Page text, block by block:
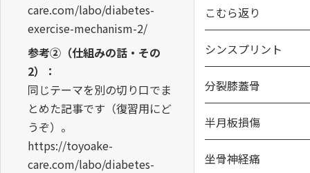
care.com/labo/diabetes-
exercise-mechanism-2/
参考②（仕組みの話・その
2）：
同じテーマを別の切り口でま
とめた記事です（復習用にど
うぞ）。
https://toyoake-
care.com/labo/diabetes-
こむら返り
シンスプリント
分裂膝蓋骨
半月板損傷
坐骨神経痛